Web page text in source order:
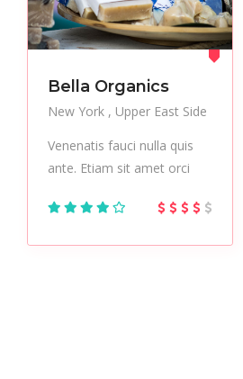
Bella Organics
New York
Upper East Side
Venenatis fauci nulla quis
ante. Etiam sit amet orci